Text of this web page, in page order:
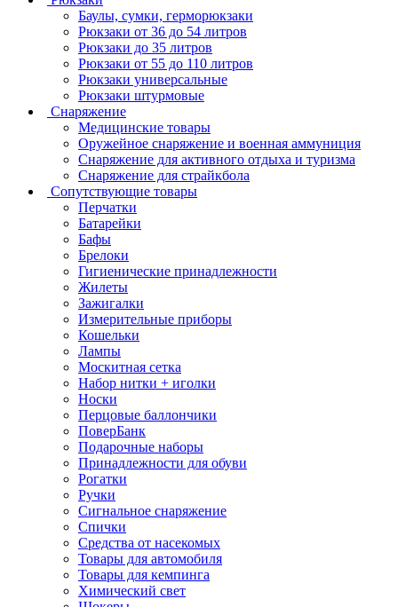
Баулы, сумки, герморюкзаки
Рюкзаки от 36 до 54 литров
Рюкзаки до 35 литров
Рюкзаки от 55 до 110 литров
Рюкзаки универсальные
Рюкзаки штурмовые
Снаряжение
Медицинские товары
Оружейное снаряжение и военная аммуниция
Снаряжение для активного отдыха и туризма
Снаряжение для страйкбола
Сопутствующие товары
Перчатки
Батарейки
Бафы
Брелоки
Гигиенические принадлежности
Жилеты
Зажигалки
Измерительные приборы
Кошельки
Лампы
Москитная сетка
Набор нитки + иголки
Носки
Перцовые баллончики
ПоверБанк
Подарочные наборы
Принадлежности для обуви
Рогатки
Ручки
Сигнальное снаряжение
Спички
Средства от насекомых
Товары для автомобиля
Товары для кемпинга
Химический свет